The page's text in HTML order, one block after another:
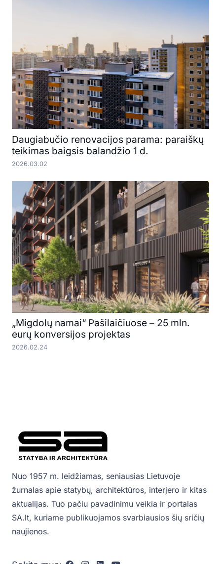
Daugiabučio renovacijos parama: paraiškų
teikimas baigsis balandžio 1 d.
2026.03.02
„Migdolų namai“ Pašilaičiuose – 25 mln.
eurų konversijos projektas
2026.02.24
Nuo 1957 m. leidžiamas, seniausias Lietuvoje
žurnalas apie statybų, architektūros, interjero ir kitas
aktualijas. Tuo pačiu pavadinimu veikia ir portalas
SA.lt, kuriame publikuojamos svarbiausios šių sričių
naujienos.